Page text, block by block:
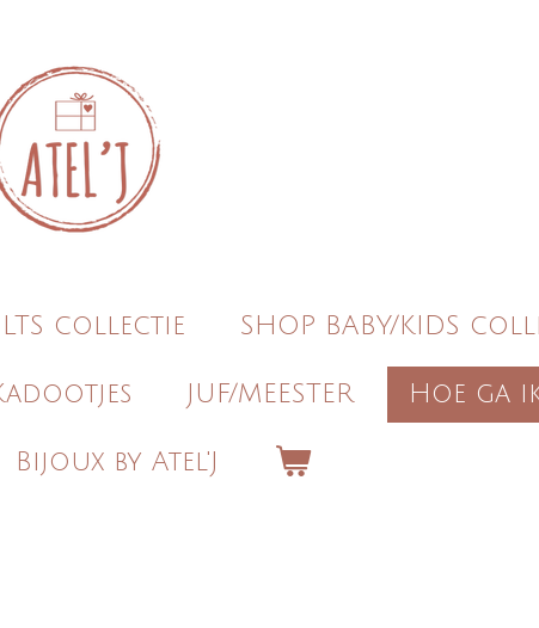
collectie SHOP BABY/KIDS
JUF/MEESTER Hoe ga
Bijoux by Atel'J